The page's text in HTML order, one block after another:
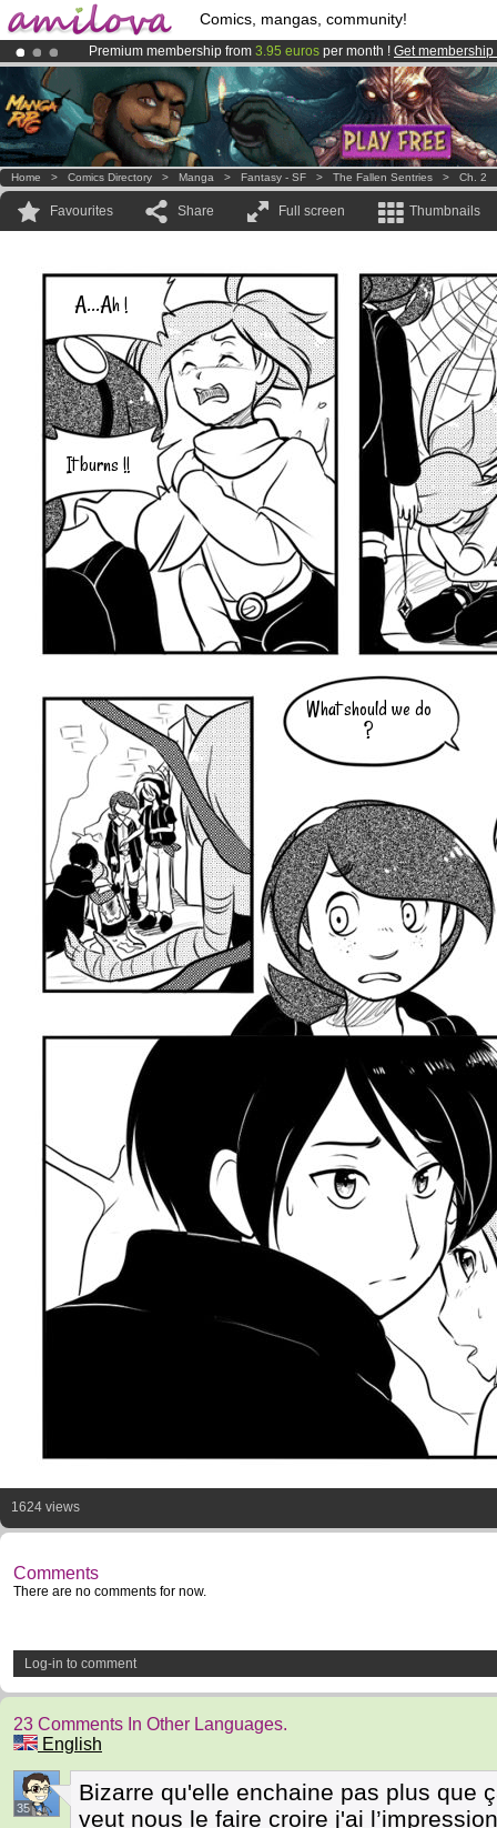
Comics, mangas, community!
Premium membership from 3.95 euros per month ! Get membership
AmilovaKickstarter is now LIVE!.
Already 134393membersand 1208 comics & mangas!.
Home > Comics Directory > Manga > Fantasy - SF > The Fallen Sentries > Ch. 2
Favourites Share Full screen Thumbnails
A...Ah !
It burns !!
What should we do
?
1624 views
Comments
There are no comments for now.
Log-in to comment
23 Comments In Other Languages.
English
35
Bizarre qu'elle enchaine pas plus que
veut nous le faire croire j'ai